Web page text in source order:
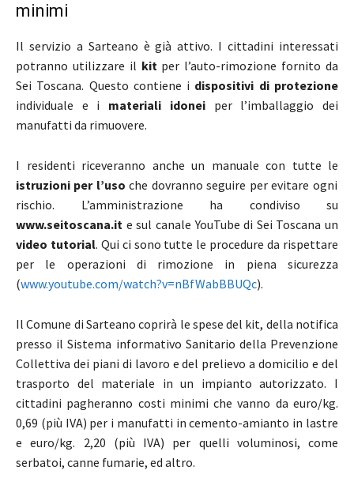
minimi
Il servizio a Sarteano è già attivo. I cittadini interessati
potranno utilizzare il kit per l’auto-rimozione fornito da
Sei Toscana. Questo contiene i dispositivi di protezione
individuale e i materiali idoneiper l’imballaggio dei
manufatti da rimuovere.
I residenti riceveranno anche un manuale con tutte le
istruzioni per l’uso che dovranno seguire per evitare ogni
rischio. L’amministrazione ha condiviso su
www.seitoscana.it e sul canale YouTube di Sei Toscana un
video tutorial. Qui ci sono tutte le procedure da rispettare
per le operazioni di rimozione in piena sicurezza
(www.youtube.com/watch?v=nBfWabBBUQc).
Il Comune di Sarteano coprirà le spese del kit, della notifica
presso il Sistema informativo Sanitario della Prevenzione
Collettiva dei piani di lavoro e del prelievo a domicilio e del
trasporto del materiale in un impianto autorizzato. I
cittadini pagheranno costi minimi che vanno da euro/kg.
0,69 (più IVA) per i manufatti in cemento-amianto in lastre
e euro/kg. 2,20 (più IVA) per quelli voluminosi, come
serbatoi, canne fumarie, ed altro.